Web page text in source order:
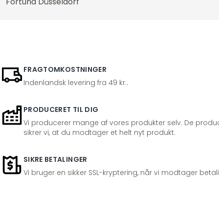
Planter
Retro og vintage
Romatik og kærlighed
Shabby
Skov & træer
FRAGTOMKOSTNINGER
Indenlandsk levering fra 49 kr..
PRODUCERET TIL DIG
Vi producerer mange af vores produkter selv. De
sikrer vi, at du modtager et helt nyt produkt.
SIKRE BETALINGER
Vi bruger en sikker SSL-kryptering, når vi modtager